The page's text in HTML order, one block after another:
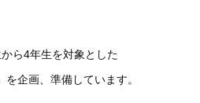
ら4年生を対象とした
を企画、準備しています。